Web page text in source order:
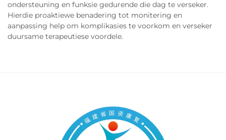
ondersteuning en funksie gedurende die dag te verseker.
Hierdie proaktiewe benadering tot monitering en
aanpassing help om komplikasies te voorkom en verseker
duursame terapeutiese voordele.